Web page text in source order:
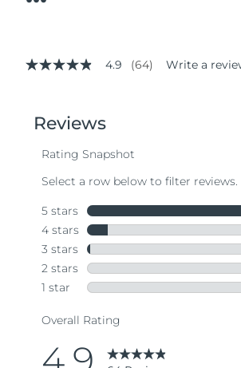
4.9
stars,
average
value.
Same
page
link.
4.9 (64) Write a